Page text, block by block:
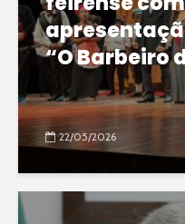
“O Barbeiro
22/05/2026